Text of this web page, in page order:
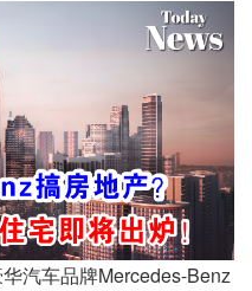
汽车品牌Mercedes-Benz